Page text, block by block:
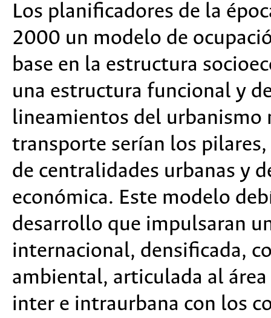
Los planificadores de la
2000 un modelo de
base en la estructura
una estructura funcional y
lineamientos del urbanismo
transporte serían los
de centralidades urbanas y
económica. Este modelo
desarrollo que impulsaran
internacional, densificada,
ambiental, articulada al
inter e intraurbana con los